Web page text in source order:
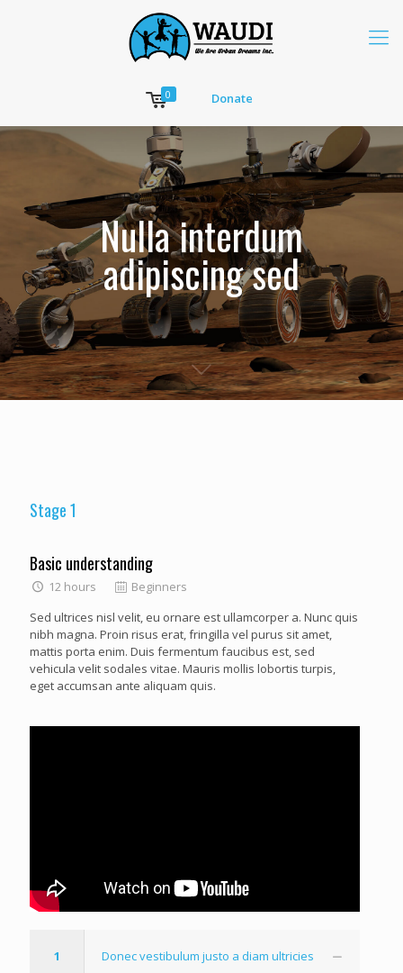
0 Donate
Nulla interdum
adipiscing sed
Stage 1
Basic understanding
12 hours
Beginners
Sed ultrices nisl velit, eu ornare est ullamcorper a. Nunc quis
nibh magna. Proin risus erat, fringilla vel purus sit amet,
mattis porta enim. Duis fermentum faucibus est, sed
vehicula velit sodales vitae. Mauris mollis lobortis turpis,
eget accumsan ante aliquam quis.
1 Donec vestibulum justo a diam ultricies